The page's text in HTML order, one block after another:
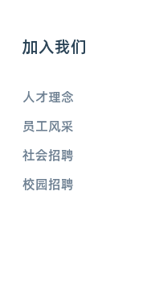
加入我们
人才理念
员工风采
社会招聘
校园招聘